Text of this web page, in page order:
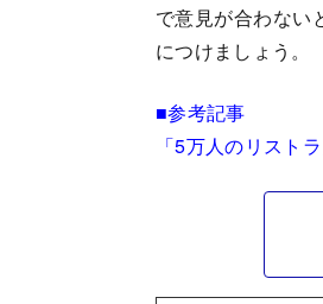
で意見が合わない
につけましょう。
■参考記事
「5万人のリスト